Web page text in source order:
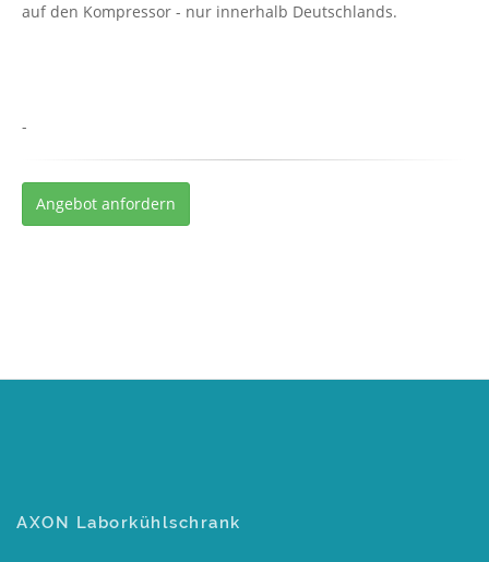
auf den Kompressor - nur innerhalb Deutschlands.
-
Angebot anfordern
AXON Laborkühlschrank